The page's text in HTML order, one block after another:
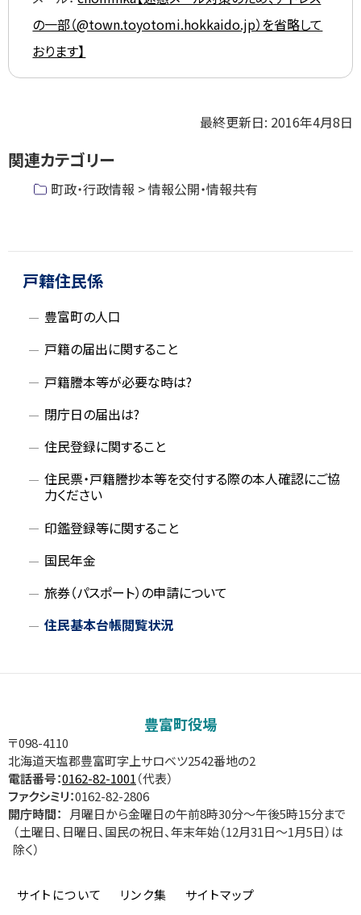
の一部（@town.toyotomi.hokkaido.jp）を省略して
おります】
プ
最終更新日: 2016年4月8日
関連カテゴリー
町政・行政情報 > 情報公開・情報共有
ッ
サ戸籍住民係
豊富町の人口
戸籍の届出に関すること
戸籍謄本等が必要な時は?
閉庁日の届出は?
住民登録に関すること
住民票・戸籍謄抄本等を交付する際の本人確認にご協
力ください
印鑑登録等に関すること
国民年金
旅券（パスポート）の申請について
住民基本台帳閲覧状況
サイトについて リンク集 サイトマップ
豊富町役場
〒098-4110
北海道天塩郡豊富町字上サロベツ2542番地の2
電話番号：0162-82-1001（代表）
ファクシミリ：0162-82-2806
開庁時間：
月曜日から金曜日の午前8時30分～午後5時15分まで
（土曜日、日曜日、国民の祝日、年末年始（12月31日～1月5日）は
除く）